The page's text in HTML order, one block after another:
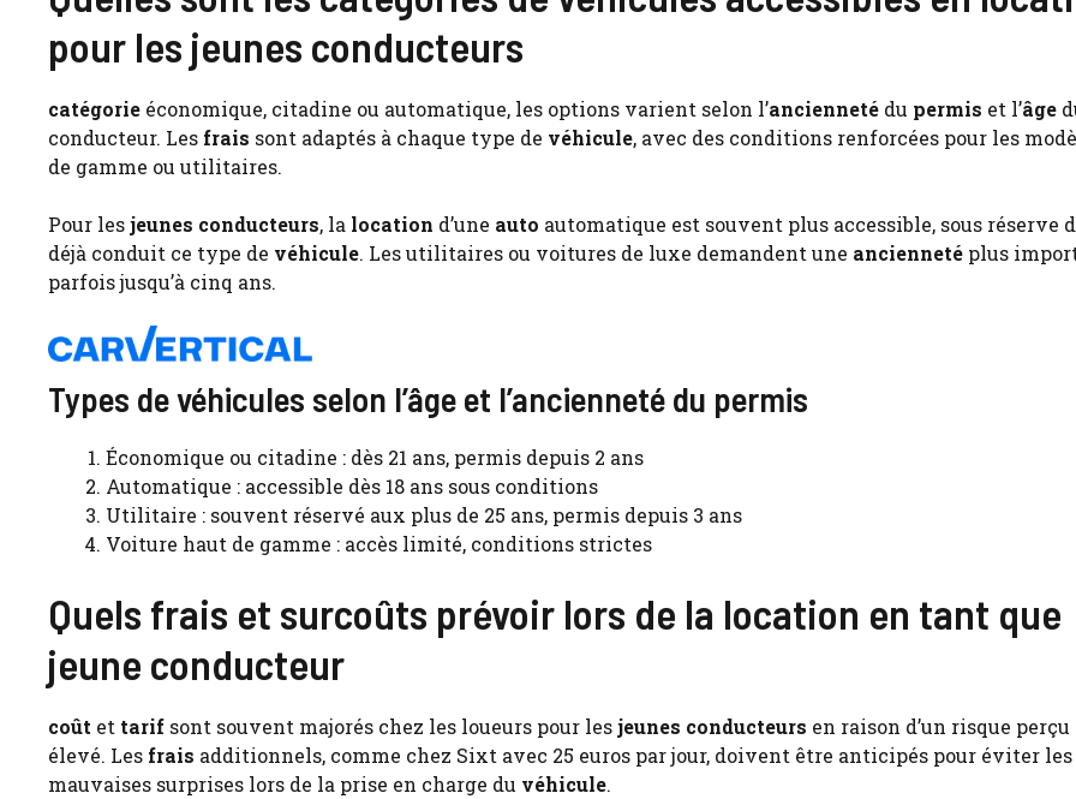
pour les jeunes conducteurs
catégorie économique, citadine ou automatique, les options varient selon l’ancienneté du permis et l’âge
conducteur. Les frais sont adaptés à chaque type de véhicule, avec des conditions renforcées pour les
de gamme ou utilitaires.
Pour lesjeunes conducteurs, la location d’une auto automatique est souvent plus accessible, sous réserve
déjà conduit ce type de véhicule. Les utilitaires ou voitures de luxe demandent une ancienneté plus
parfois jusqu’à cinq ans.
Types de véhicules selon l’âge et l’ancienneté du permis
Économique ou citadine : dès 21 ans, permis depuis 2 ans
Automatique : accessible dès 18 ans sous conditions
Utilitaire : souvent réservé aux plus de 25 ans, permis depuis 3 ans
Voiture haut de gamme : accès limité, conditions strictes
Quels frais et surcoûts prévoir lors de la location en tant que
jeune conducteur
coût et tarif sont souvent majorés chez les loueurs pour lesjeunes conducteurs en raison d’un risque
élevé. Les frais additionnels, comme chez Sixt avec 25 euros par jour, doivent être anticipés pour éviter les
mauvaises surprises lors de la prise en charge du véhicule.